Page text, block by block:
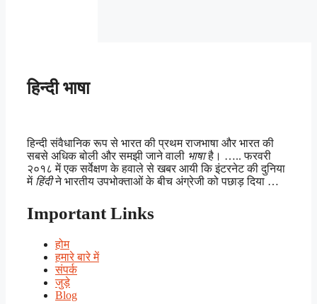
हिन्दी भाषा
हिन्दी संवैधानिक रूप से भारत की प्रथम राजभाषा और भारत की
सबसे अधिक बोली और समझी जाने वाली भाषाहै। ….. फरवरी
२०१८ में एक सर्वेक्षण के हवाले से खबर आयी कि इंटरनेट की दुनिया
में हिंदीने भारतीय उपभोक्ताओं के बीच अंग्रेजी को पछाड़ दिया …
Important Links
होम
हमारे बारे में
संपर्क
जुड़े
Blog